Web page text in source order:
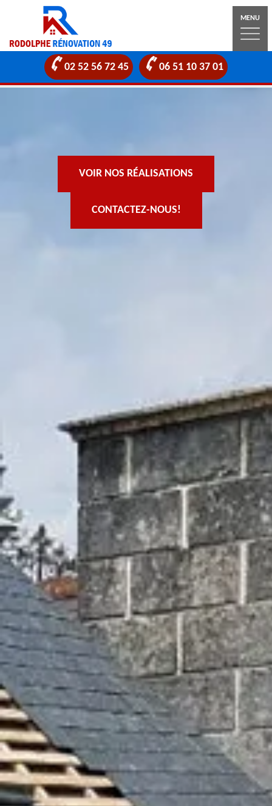
MENU
02 52 56 72 45 06 51 10 37 01
VOIR NOS RÉALISATIONS
CONTACTEZ-NOUS!